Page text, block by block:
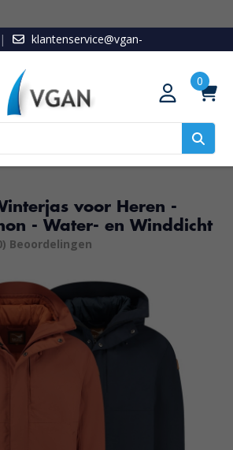
|
klantenservice@vgan-
voor Heren -
- Water- en Winddicht
product is0van de 5
Beoordelingen
Items